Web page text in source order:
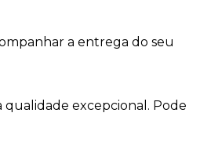
a entrega do seu
qualidade excepcional. Pode